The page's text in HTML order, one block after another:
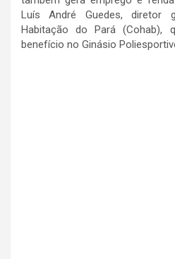
Luís André Guedes, diretor
Habitação do Pará (Cohab),
benefício no Ginásio